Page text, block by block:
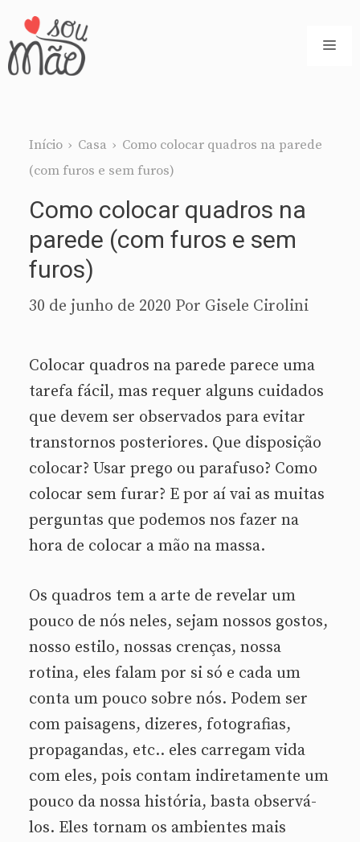
Pular
para
Início › Casa › Como colocar quadros na parede
(com furos e sem furos)
Como colocar quadros na
parede (com furos e sem
furos)
30 de junho de 2020 Por Gisele Cirolini
Colocar quadros na parede parece uma
tarefa fácil, mas requer alguns cuidados
que devem ser observados para evitar
transtornos posteriores. Que disposição
colocar? Usar prego ou parafuso? Como
colocar sem furar? E por aí vai as muitas
perguntas que podemos nos fazer na
hora de colocar a mão na massa.
Os quadros tem a arte de revelar um
pouco de nós neles, sejam nossos gostos,
nosso estilo, nossas crenças, nossa
rotina, eles falam por si só e cada um
conta um pouco sobre nós. Podem ser
com paisagens, dizeres, fotografias,
propagandas, etc.. eles carregam vida
com eles, pois contam indiretamente um
pouco da nossa história, basta observá-
los. Eles tornam os ambientes mais